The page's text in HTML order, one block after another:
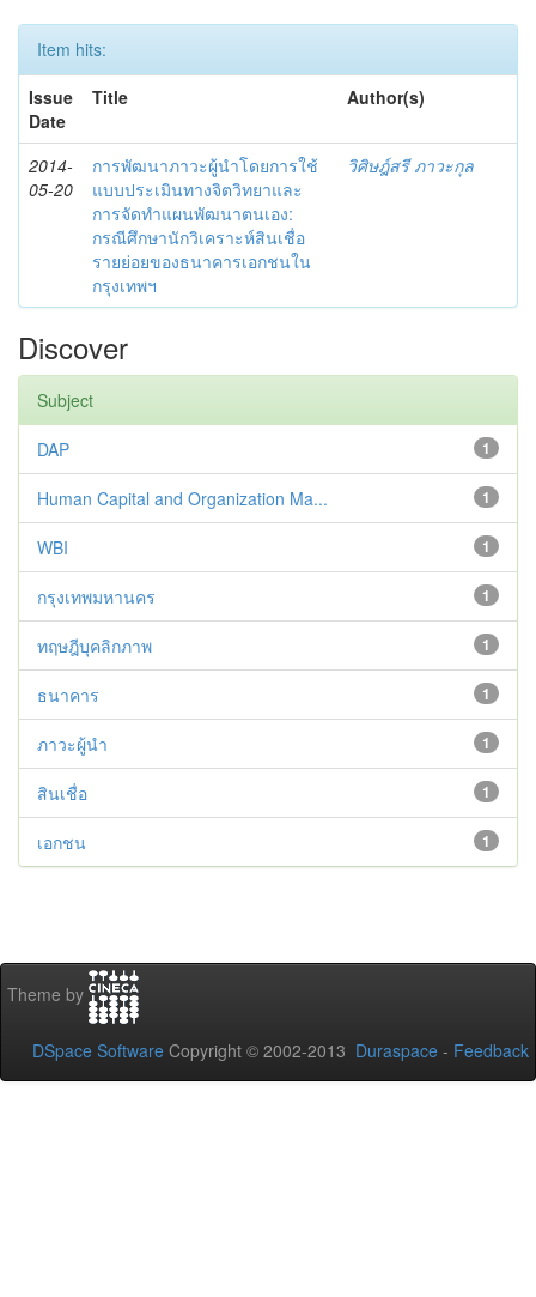
Item hits:
Issue
Date
Title Author(s)
2014-
05-20
การพัฒนาภาวะผู้นำโดยการใช้
แบบประเมินทางจิตวิทยาและ
การจัดทำแผนพัฒนาตนเอง:
กรณีศึกษานักวิเคราะห์สินเชื่อ
รายย่อยของธนาคารเอกชนใน
กรุงเทพฯ
วิศิษฎ์สรี ภาวะกุล
Discover
Subject
1
DAP
1
Human Capital and Organization Ma...
1
WBI
1
กรุงเทพมหานคร
1
ทฤษฎีบุคลิกภาพ
1
ธนาคาร
1
ภาวะผู้นำ
1
สินเชื่อ
1
เอกชน
Theme by
DSpace Software Copyright © 2002-2013 Duraspace - Feedback